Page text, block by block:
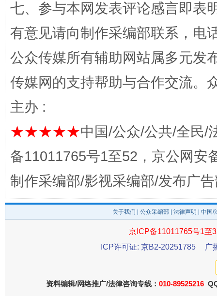
完善运行机制助力责任有效落实 一纸欠
东山县通报“牛蛙产品抗生素超标问题” 法
七、参与本网发表评论感言即表
有意见请向制作采编部联系，电
公众传媒所有辅助网站属多元发
传媒网的支持帮助与合作交流。
主办 :
★★★★★中国/公众/公共/全民/
备11011765号1至52，京公网安
制作采编部/影视采编部/发布广
关于我们 公众采编部 法律声明 | 中国
京ICP备11011765号1至
ICP许可证: 京B2-20251785
广
资料编辑/网络推广/法律咨询专线： 010-89525216